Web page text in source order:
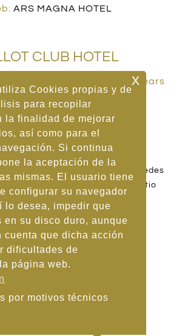
ARS MAGNA HOTEL
CLUB HOTEL
2, 07687 S'Illot, Illes Balears
+34 971 810 034
S'ILLOT CLUB HOTEL
Política de Redes
Mapa del Sitio
AMB EL SUPORT DE
Cookies propias y de
para recopilar
la finalidad de mejorar
así como para el
Si continua
la aceptación de la
mismas. El usuario tiene
configurar su navegador
lo desea, impedir que
en su disco duro, aunque
cuenta que dicha acción
dificultades de
página web.
técnicos
por motivos técnicos
x